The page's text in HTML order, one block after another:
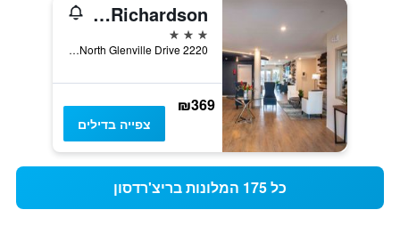
Parks Residential-Richardson
3 כוכבים
2220 North Glenville Drive, ריצ'רדסון, TX, ארצות הברית
₪369
צפייה בדילים
כל 175 המלונות בריצ'רדסון